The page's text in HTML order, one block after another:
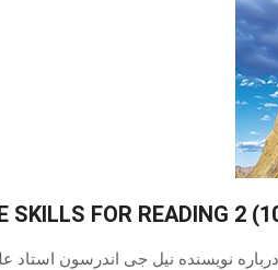
نویسنده نیل جی اندرسون استاد